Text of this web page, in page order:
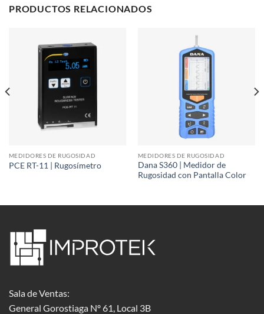
PRODUCTOS RELACIONADOS
MEDIDORES DE RUGOSIDAD
PCE RT-11 | Rugosímetro
MEDIDORES DE RUGOSIDAD
Dana S360 | Medidor de
Rugosidad con Pantalla Color
Sala de Ventas:
General Gorostiaga Nº 61, Local 3B